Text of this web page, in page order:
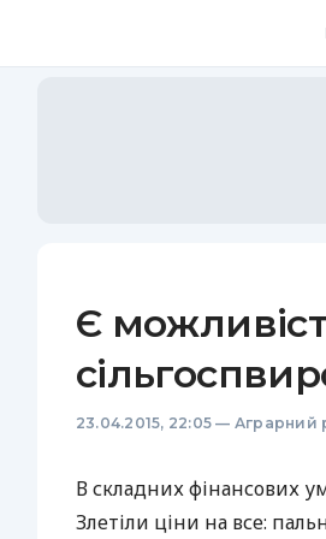
Є
23.04.2015, 22:05 — Аграрний
В складних фінансових
Злетіли ціни на все: